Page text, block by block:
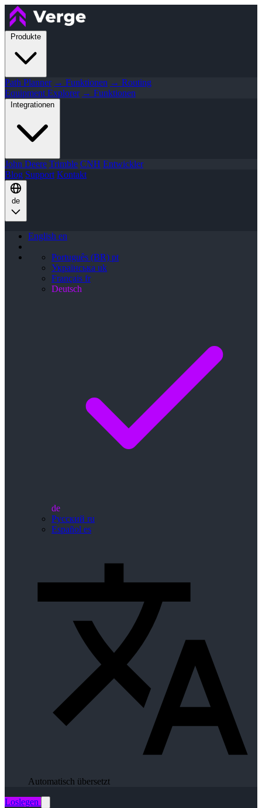
Produkte
Path Planner → Funktionen → Routing
Equipment Explorer → Funktionen
Integrationen
John Deere Trimble CNH Entwickler
Blog Support Kontakt
de
English en
Português (BR) pt
Українська uk
Français fr
Deutsch
de
Русский ru
Español es
Automatisch übersetzt
Loslegen